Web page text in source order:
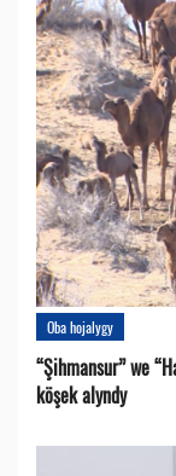
Oba hojalygy
“Şihmansur” we
köşek alyndy